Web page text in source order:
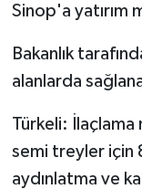
Sinop'a yatırım
Bakanlık
alanlarda
Türkeli: İlaçlama
semi treyler için
aydınlatma ve